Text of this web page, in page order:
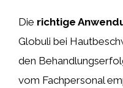
Die richtige
Globuli bei
den
vom Fachpersonal